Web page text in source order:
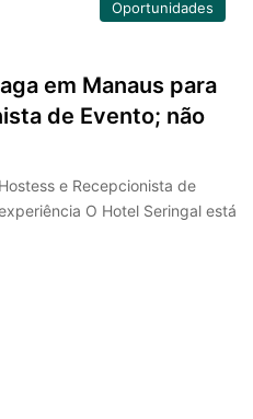
Oportunidades
em Manaus para
de Evento; não
e Recepcionista de
O Hotel Seringal está